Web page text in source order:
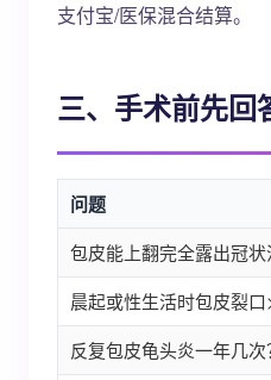
支付宝/医保混合结算。
三、手术前先回
问题
包皮能上翻完全露出冠状
晨起或性生活时包皮裂口
反复包皮龟头炎一年几次